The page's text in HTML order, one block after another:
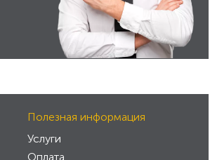
Полезная информация
Услуги
Оплата